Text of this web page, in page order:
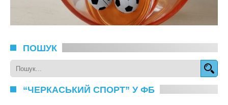
ПОШУК
“ЧЕРКАСЬКИЙ СПОРТ” У ФБ